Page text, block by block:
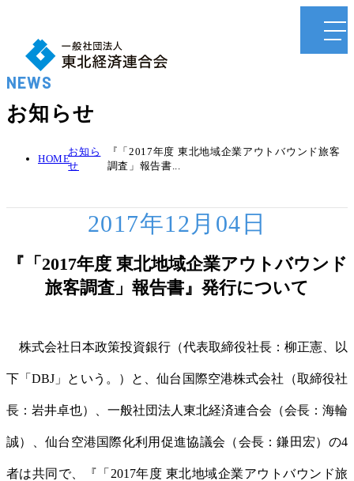
NEWS
お知らせ
HOME
お知ら
せ
『「2017年度 東北地域企業アウトバウンド旅客
調査」報告書...
2017年12月04日
『「2017年度 東北地域企業アウトバウンド
旅客調査」報告書』発行について
株式会社日本政策投資銀行（代表取締役社長：柳正憲、以
下「DBJ」という。）と、仙台国際空港株式会社（取締役社
長：岩井卓也）、一般社団法人東北経済連合会（会長：海輪
誠）、仙台空港国際化利用促進協議会（会長：鎌田宏）の4
者は共同で、『「2017年度 東北地域企業アウトバウンド旅